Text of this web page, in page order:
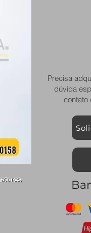
Precisa
dúvida
contato